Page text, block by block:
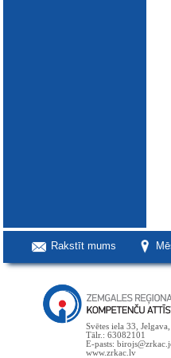
Rakstīt mums
Svētes iela 33,
Tālr.: 63082101
E-pasts:
www.zrkac.lv